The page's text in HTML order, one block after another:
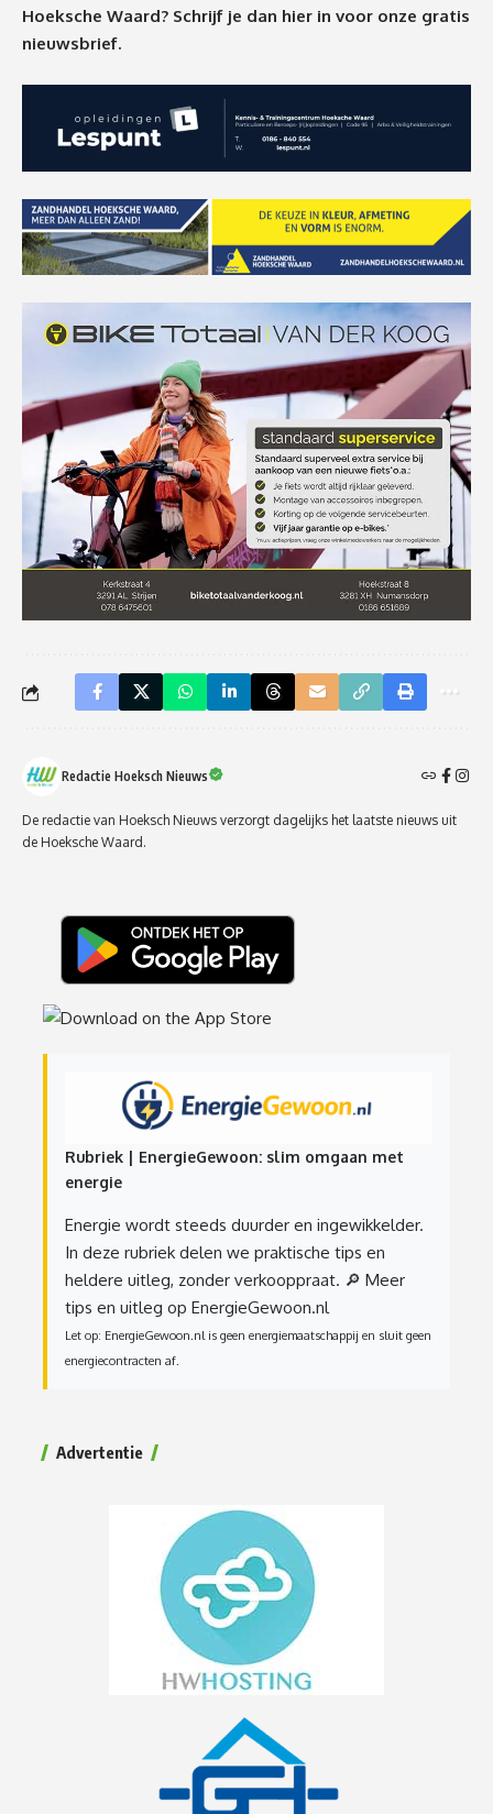
Hoeksche Waard? Schrijf je dan hier in voor onze gratis
nieuwsbrief.
Redactie Hoeksch Nieuws
De redactie van Hoeksch Nieuws verzorgt dagelijks het laatste nieuws uit
de Hoeksche Waard.
Rubriek | EnergieGewoon: slim omgaan met
energie
Energie wordt steeds duurder en ingewikkelder.
In deze rubriek delen we praktische tips en
heldere uitleg, zonder verkooppraat. 🔎 Meer
tips en uitleg op EnergieGewoon.nl
Let op: EnergieGewoon.nl is geen energiemaatschappij en sluit geen
energiecontracten af.
Advertentie